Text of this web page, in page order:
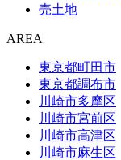
売土地
AREA
東京都町田市
東京都調布市
川崎市多摩区
川崎市宮前区
川崎市高津区
川崎市麻生区